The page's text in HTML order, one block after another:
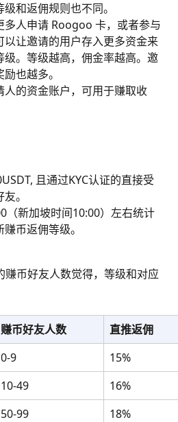
和返佣规则也不同。
多人申请 Roogoo 卡，或者参与
以让邀请的用户存入更多资金来
级。等级越高，佣金率越高。邀
也越多。
人的资金账户，可用于赚取收
且通过KYC认证的直接受
。
（新加坡时间10:00）左右统计
币返佣等级。
赚币好友人数觉得，等级和对应
赚币好友人数
直推返佣
0-9
15%
10-49
16%
50-99
18%